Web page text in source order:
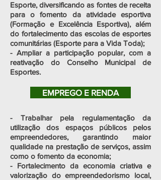
Esporte, diversificando as fontes de receita
para o fomento da atividade esportiva
(Formação e Excelência Esportiva), além
do fortalecimento das escolas de esportes
comunitárias (Esporte para a Vida Toda);
- Ampliar a participação popular, com a
reativação do Conselho Municipal de
Esportes.
EMPREGO E RENDA
- Trabalhar pela regulamentação da
utilização dos espaços públicos pelos
empreendedores, garantindo maior
qualidade na prestação de serviços, assim
como o fomento da economia;
- Fortalecimento da economia criativa e
valorização do empreendedorismo local,